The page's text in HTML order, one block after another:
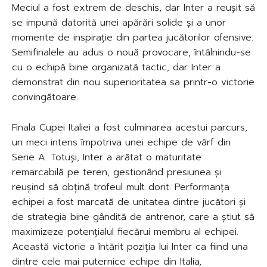
Meciul a fost extrem de deschis, dar Inter a reușit să
se impună datorită unei apărări solide și a unor
momente de inspirație din partea jucătorilor ofensive.
Semifinalele au adus o nouă provocare, întâlnindu-se
cu o echipă bine organizată tactic, dar Inter a
demonstrat din nou superioritatea sa printr-o victorie
convingătoare.
Finala Cupei Italiei a fost culminarea acestui parcurs,
un meci intens împotriva unei echipe de vârf din
Serie A. Totuși, Inter a arătat o maturitate
remarcabilă pe teren, gestionând presiunea și
reușind să obțină trofeul mult dorit. Performanța
echipei a fost marcată de unitatea dintre jucători și
de strategia bine gândită de antrenor, care a știut să
maximizeze potențialul fiecărui membru al echipei.
Această victorie a întărit poziția lui Inter ca fiind una
dintre cele mai puternice echipe din Italia,